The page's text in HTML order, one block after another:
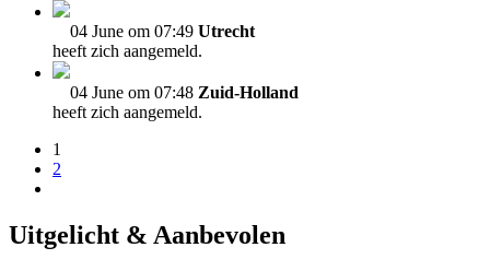
04 June om 07:49 Utrecht
heeft zich aangemeld.
04 June om 07:48 Zuid-Holland
heeft zich aangemeld.
1
2
Uitgelicht & Aanbevolen